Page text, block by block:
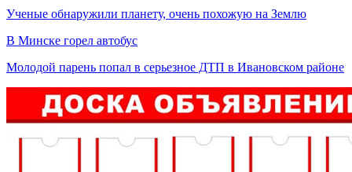
Ученые обнаружили планету, очень похожую на Землю
В Минске горел автобус
Молодой парень попал в серьезное ДТП в Ивановском районе